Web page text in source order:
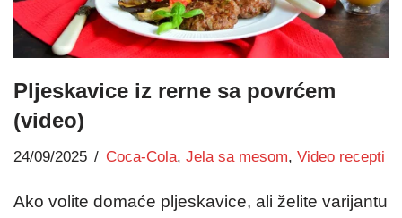
Pljeskavice iz rerne sa povrćem
(video)
24/09/2025 Coca-Cola, Jela sa mesom, Video recepti
Ako volite domaće pljeskavice, ali želite varijantu